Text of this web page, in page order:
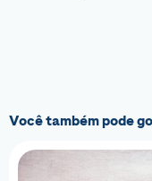
Você também pode